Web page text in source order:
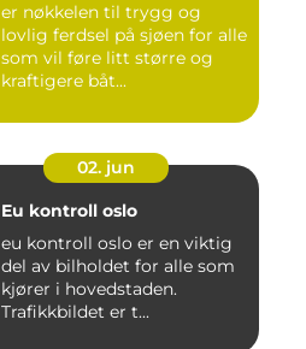
er nøkkelen til trygg og
lovlig ferdsel på sjøen for alle
som vil føre litt større og
kraftigere båt...
02. jun
Eu kontroll oslo
eu kontroll oslo er en viktig
del av bilholdet for alle som
kjører i hovedstaden.
Trafikkbildet er t...